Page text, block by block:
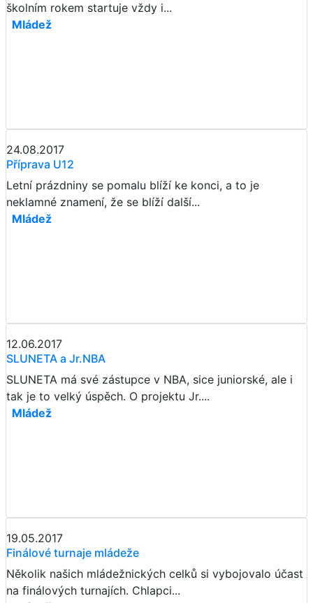
školním rokem startuje vždy i...
Mládež
24.08.2017
Příprava U12
Letní prázdniny se pomalu blíží ke konci, a to je
neklamné znamení, že se blíží další...
Mládež
12.06.2017
SLUNETA a Jr.NBA
SLUNETA má své zástupce v NBA, sice juniorské, ale i
tak je to velký úspěch. O projektu Jr....
Mládež
19.05.2017
Finálové turnaje mládeže
Několik našich mládežnických celků si vybojovalo účast
na finálových turnajích. Chlapci...